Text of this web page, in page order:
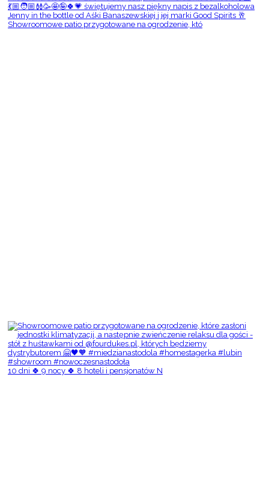
Showroomowe patio przygotowane na ogrodzenie, któ
10 dni 🍀 9 nocy 🍀 8 hoteli i pensjonatów N